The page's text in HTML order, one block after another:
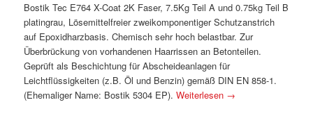
Bostik Tec E764 X-Coat 2K Faser, 7.5Kg Teil A und 0.75kg Teil B
platingrau, Lösemittelfreier zweikomponentiger Schutzanstrich
auf Epoxidharzbasis. Chemisch sehr hoch belastbar. Zur
Überbrückung von vorhandenen Haarrissen an Betonteilen.
Geprüft als Beschichtung für Abscheideanlagen für
Leichtflüssigkeiten (z.B. Öl und Benzin) gemäß DIN EN 858-1.
(Ehemaliger Name: Bostik 5304 EP).Weiterlesen →